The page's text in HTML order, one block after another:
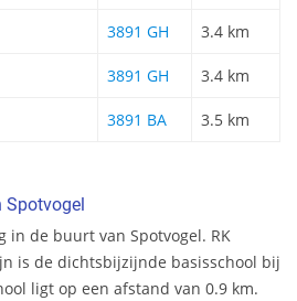
3891 GH 3.4 km
3891 GH 3.4 km
3891 BA 3.5 km
Spotvogel
in de buurt van Spotvogel. RK
is de dichtsbijzijnde basisschool bij
ligt op een afstand van 0.9 km.